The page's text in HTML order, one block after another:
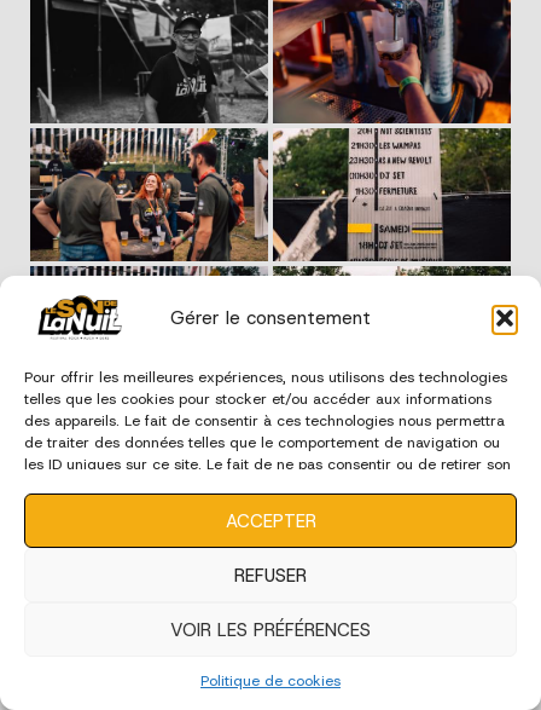
Gérer le consentement
Pour offrir les meilleures expériences, nous utilisons des technologies
telles que les cookies pour stocker et/ou accéder aux informations
des appareils. Le fait de consentir à ces technologies nous permettra
de traiter des données telles que le comportement de navigation ou
les ID uniques sur ce site. Le fait de ne pas consentir ou de retirer son
ACCEPTER
REFUSER
VOIR LES PRÉFÉRENCES
Politique de cookies